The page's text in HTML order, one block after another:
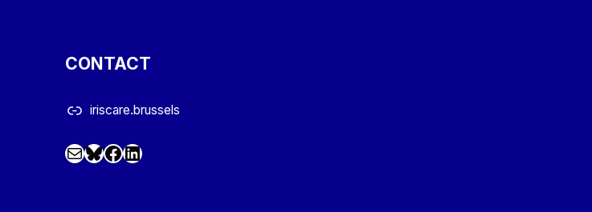
CONTACT
iriscare.brussels
Mail
@iriscare.bsky.social Facebook LinkedIn